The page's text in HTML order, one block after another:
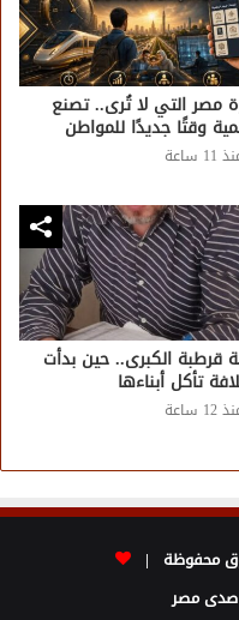
مصر التي لا تُرى.. تصنع
وقتًا جديدًا للمواطن
ساعة
قرطبة الكبرى.. حين بدأت
تأكل أبناءها
ساعة
صدى مصر